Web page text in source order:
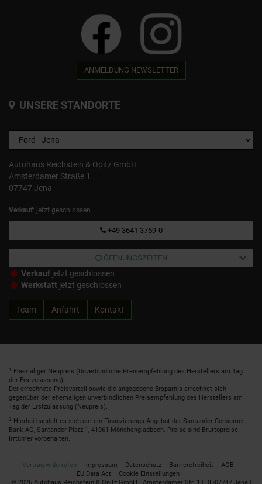
ANMELDUNG NEWSLETTER
UNSERE STANDORTE
Autohaus Reichstein & Opitz GmbH
Amsterdamer Straße 1
07747 Jena
Verkauf: jetzt geschlossen
+49 3641 3759-0
ÖFFNUNGSZEITEN
Verkauf jetzt geschlossen
Werkstatt jetzt geschlossen
Team Anfahrt Kontakt
1 Ehemaliger Neupreis (Unverbindliche Preisempfehlung des Herstellers am Tag
der Erstzulassung).
Der errechnete Preisvorteil sowie die angegebene Ersparnis errechnet sich
gegenüber der ehemaligen unverbindlichen Preisempfehlung des Herstellers am
Tag der Erstzulassung (Neupreis).
2 Hierbei handelt es sich um ein Finanzierungs-Angebot der Santander Consumer
Bank AG, Santander-Platz 1, 41061 Mönchengladbach. Preise sind Bruttopreise.
Irrtümer vorbehalten.
Vertrag widerrufen Impressum Datenschutz Barrierefreiheit
AGB
EU Data Act
Cookie Einstellungen